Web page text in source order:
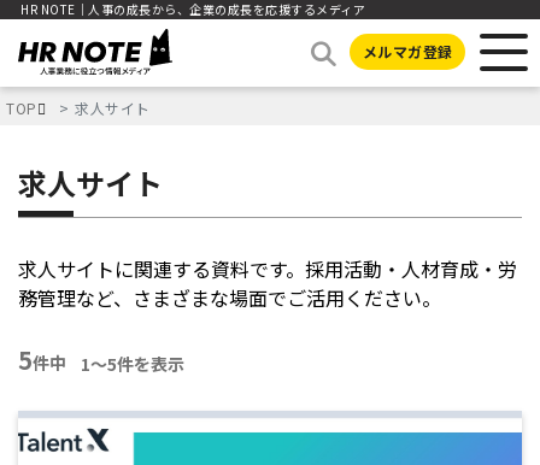
HR NOTE｜人事の成長から、企業の成長を応援するメディア
メルマガ登録
TOP 求人サイト
求人サイト
求人サイトに関連する資料です。採用活動・人材育成・労
務管理など、さまざまな場面でご活用ください。
5件中 1〜5件を表示